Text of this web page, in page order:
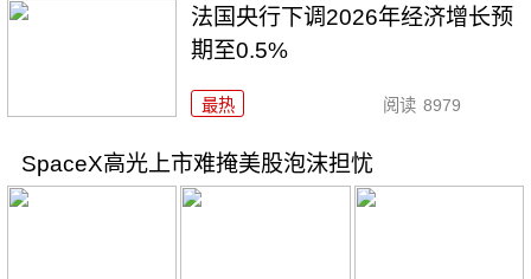
法国央行下调2026年经济增长预
期至0.5%
最热 阅读 8979
SpaceX高光上市难掩美股泡沫担忧